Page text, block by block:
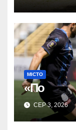
МІСТО
«По
СЕР 3, 2026